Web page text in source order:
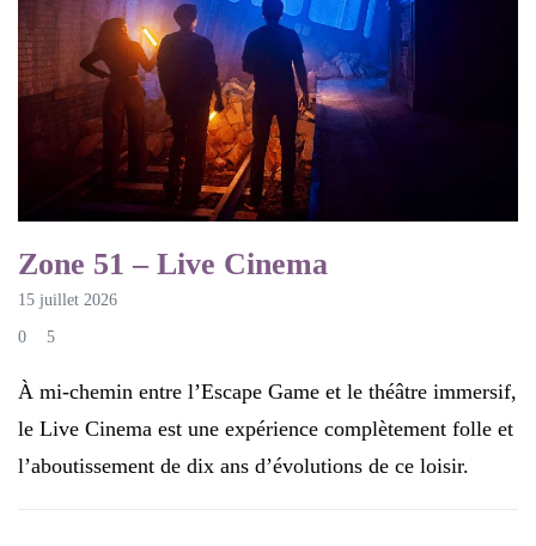
Zone 51 – Live Cinema
15 juillet 2026
0 5
À mi-chemin entre l’Escape Game et le théâtre immersif,
le Live Cinema est une expérience complètement folle et
l’aboutissement de dix ans d’évolutions de ce loisir.